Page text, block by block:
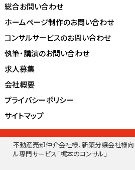
総合お問い合わせ
ホームページ制作のお問い合わせ
コンサルサービスのお問い合わせ
執筆・講演のお問い合わせ
求人募集
会社概要
プライバシーポリシー
サイトマップ
不動産売却仲介会社様、新築分譲会社様向
ル専門サービス「梶本のコンサル」